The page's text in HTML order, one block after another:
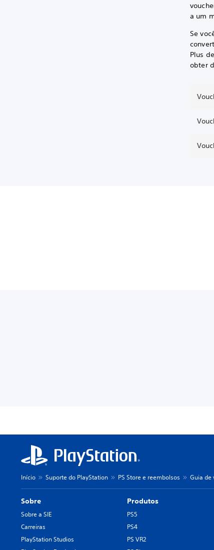
a um
Se
Plus
obter
Início Suporte do PlayStation PS Store e reembolsos Guia de
Sobre
Sobre a SIE
Carreiras
PlayStation Studios
Produtos
PS5
PS4
PS VR2